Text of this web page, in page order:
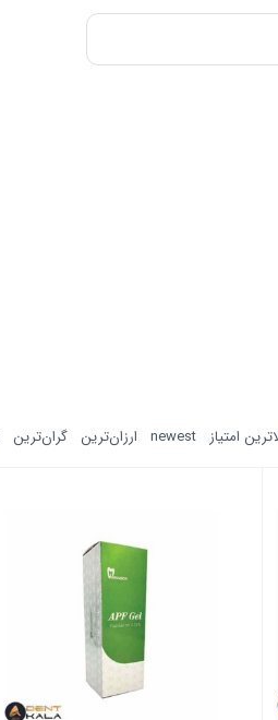
امتیاز newest ارزان‌ترین گران‌ترین